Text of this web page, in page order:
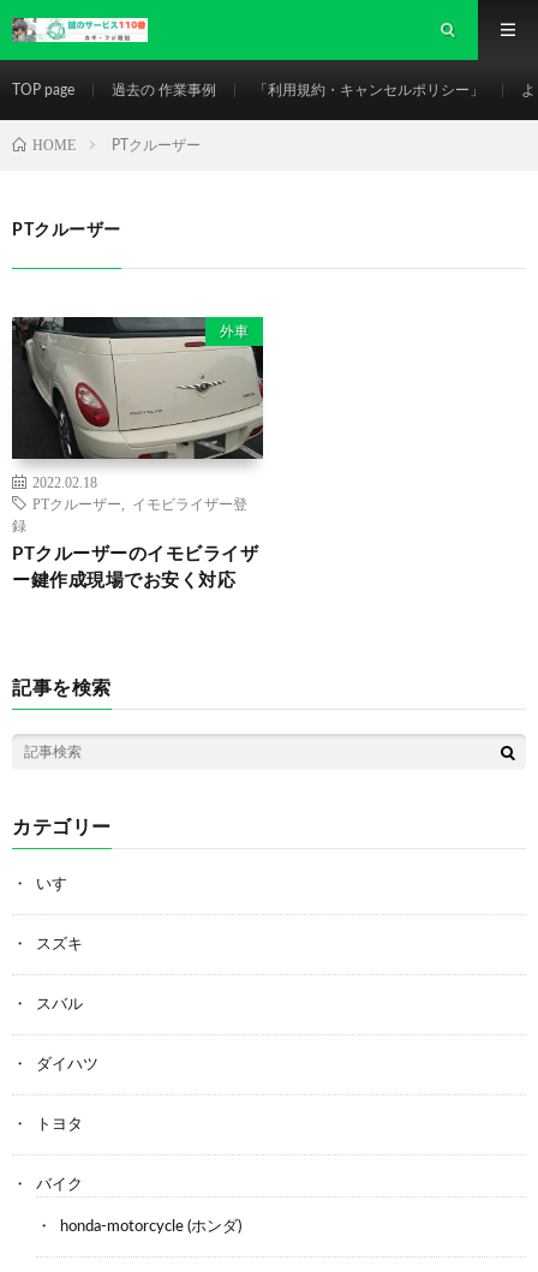
TOP page 過去の 作業事例 「利用規約・キャンセルポリシー」
HOME PTクルーザー
PTクルーザー
外車
2022.02.18
PTクルーザー
イモビライザー登
録
PTクルーザーのイモビライザ
ー鍵作成現場でお安く対応
記事を検索
カテゴリー
いすゞ
スズキ
スバル
ダイハツ
トヨタ
バイク
honda-motorcycle (ホンダ)